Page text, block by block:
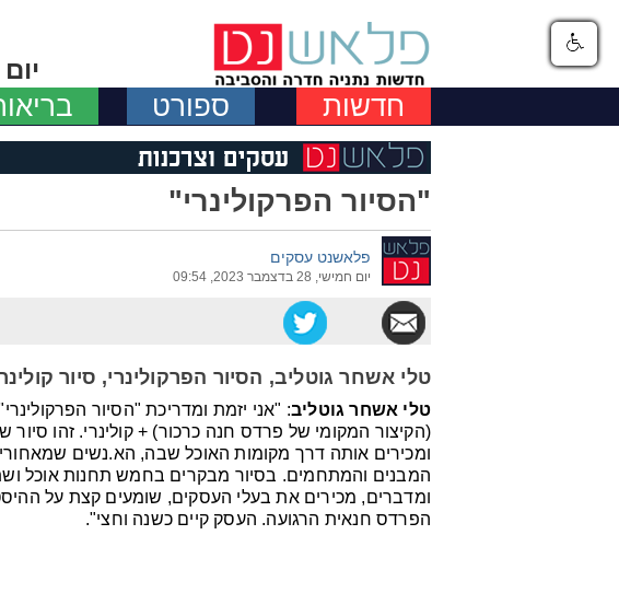
יום
חדשות ספורט
"הסיור הפרקולינרי"
פלאשנט עסקים
יום חמישי, 28 בדצמבר 2023, 09:54
טלי אשחר גוטליב, הסיור הפרקולינרי, סיור
טלי אשחר גוטליב: "אני יזמת ומדריכת "הסיור
(הקיצור המקומי של פרדס חנה כרכור) + קולינרי. זהו
ומכירים אותה דרך מקומות האוכל שבה, הא.נשים
המבנים והמתחמים. בסיור מבקרים בחמש תחנות אוכל
ומדברים, מכירים את בעלי העסקים, שומעים קצת על
הפרדס חנאית הרגועה. העסק קיים כשנה וחצי".